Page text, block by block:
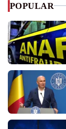
POPULAR